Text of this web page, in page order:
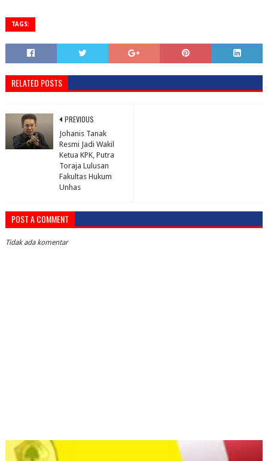
TAGS:
RELATED POSTS
PREVIOUS
Johanis Tanak
Resmi Jadi Wakil
Ketua KPK, Putra
Toraja Lulusan
Fakultas Hukum
Unhas
POST A COMMENT
Tidak ada komentar